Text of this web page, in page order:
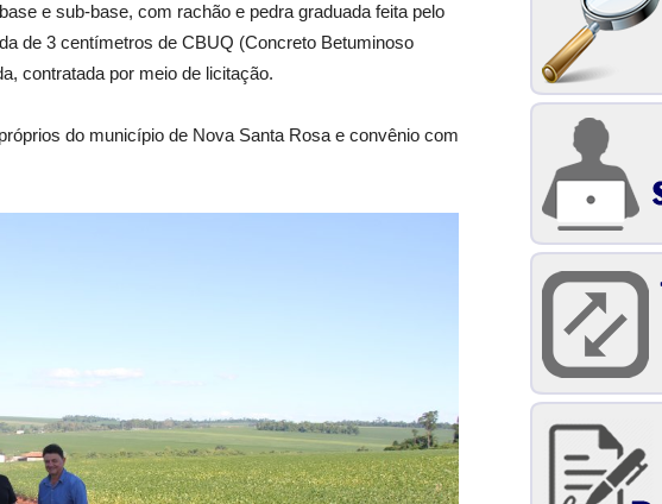
e sub-base, com rachão e pedra graduada feita pelo
de 3 centímetros de CBUQ (Concreto Betuminoso
contratada por meio de licitação.
do município de Nova Santa Rosa e convênio com